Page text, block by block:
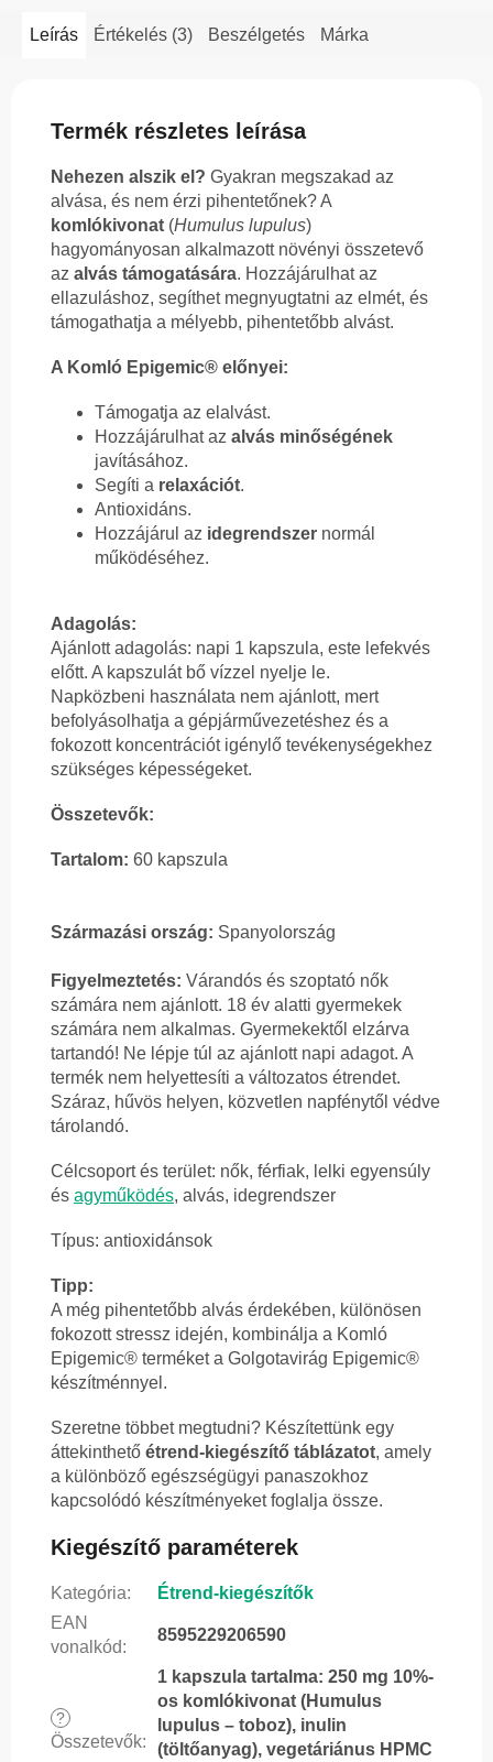
Leírás Értékelés (3) Beszélgetés Márka
Termék részletes leírása
Nehezen alszik el? Gyakran megszakad az
alvása, és nem érzi pihentetőnek? A
komlókivonat (Humulus lupulus)
hagyományosan alkalmazott növényi összetevő
az alvás támogatására. Hozzájárulhat az
ellazuláshoz, segíthet megnyugtatni az elmét, és
támogathatja a mélyebb, pihentetőbb alvást.
A Komló Epigemic® előnyei:
Támogatja az elalvást.
Hozzájárulhat az alvás minőségének
javításához.
Segíti a relaxációt.
Antioxidáns.
Hozzájárul az idegrendszer normál
működéséhez.
Adagolás:
Ajánlott adagolás: napi 1 kapszula, este lefekvés
előtt. A kapszulát bő vízzel nyelje le.
Napközbeni használata nem ajánlott, mert
befolyásolhatja a gépjárművezetéshez és a
fokozott koncentrációt igénylő tevékenységekhez
szükséges képességeket.
Összetevők:
Tartalom: 60 kapszula
Származási ország: Spanyolország
Figyelmeztetés: Várandós és szoptató nők
számára nem ajánlott. 18 év alatti gyermekek
számára nem alkalmas. Gyermekektől elzárva
tartandó! Ne lépje túl az ajánlott napi adagot. A
termék nem helyettesíti a változatos étrendet.
Száraz, hűvös helyen, közvetlen napfénytől védve
tárolandó.
Célcsoport és terület: nők, férfiak, lelki egyensúly
és agyműködés, alvás, idegrendszer
Típus: antioxidánsok
Tipp:
A még pihentetőbb alvás érdekében, különösen
fokozott stressz idején, kombinálja a Komló
Epigemic® terméket a Golgotavirág Epigemic®
készítménnyel.
Szeretne többet megtudni? Készítettünk egy
áttekinthető étrend-kiegészítő táblázatot, amely
a különböző egészségügyi panaszokhoz
kapcsolódó készítményeket foglalja össze.
Kiegészítő paraméterek
Kategória:
Étrend-kiegészítők
EAN
vonalkód:
8595229206590
?
Összetevők:
1 kapszula tartalma: 250 mg 10%-
os komlókivonat (Humulus
lupulus – toboz), inulin
(töltőanyag), vegetáriánus HPMC